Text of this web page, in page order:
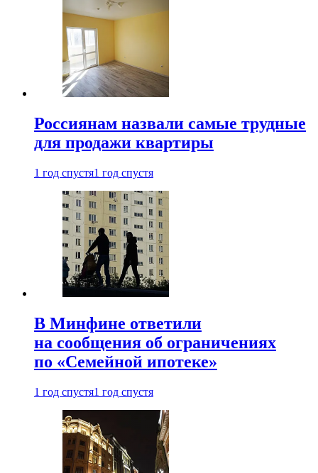
Россиянам назвали самые трудные
для продажи квартиры
1 год спустя1 год спустя
В Минфине ответили
на сообщения об ограничениях
по «Семейной ипотеке»
1 год спустя1 год спустя